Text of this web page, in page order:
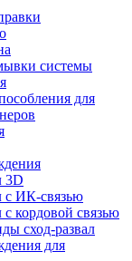
системы
для
3D
с ИК-связью
кордовой связью
сход-развал
для